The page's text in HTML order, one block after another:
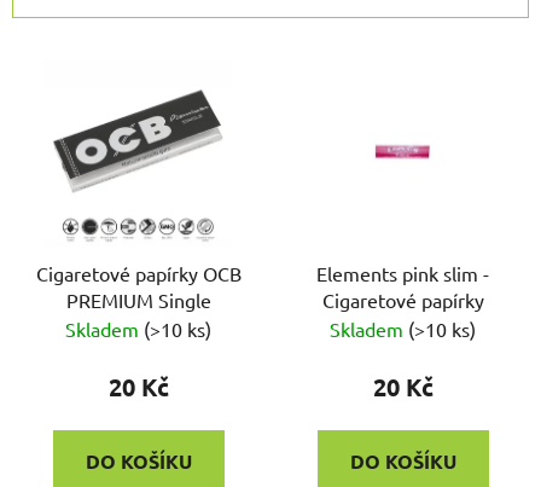
z
Cigaretové papírky OCB
PREMIUM Single
Skladem (>10 ks)
20 Kč
DO KOŠÍKU
Elements pink slim -
Cigaretové papírky
Skladem (>10 ks)
20 Kč
DO KOŠÍKU